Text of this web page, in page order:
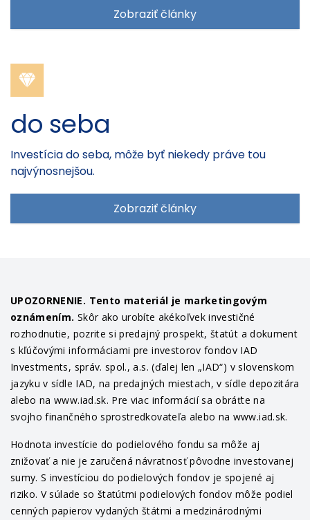
Zobraziť články
do seba
Investícia do seba, môže byť niekedy práve tou
najvýnosnejšou.
Zobraziť články
UPOZORNENIE. Tento materiál je marketingovým
oznámením. Skôr ako urobíte akékoľvek investičné
rozhodnutie, pozrite si predajný prospekt, štatút a dokument
s kľúčovými informáciami pre investorov fondov IAD
Investments, správ. spol., a.s. (ďalej len „IAD“) v slovenskom
jazyku v sídle IAD, na predajných miestach, v sídle depozitára
alebo na www.iad.sk. Pre viac informácií sa obráťte na
svojho finančného sprostredkovateľa alebo na www.iad.sk.
Hodnota investície do podielového fondu sa môže aj
znižovať a nie je zaručená návratnosť pôvodne investovanej
sumy. S investíciou do podielových fondov je spojené aj
riziko. V súlade so štatútmi podielových fondov môže podiel
cenných papierov vydaných štátmi a medzinárodnými